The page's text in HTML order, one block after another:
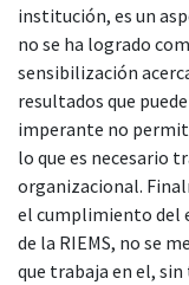
institución, es un
no se ha logrado
sensibilización
resultados que
imperante no
lo que es necesario
organizacional.
el cumplimiento del
de la RIEMS, no se
que trabaja en el,